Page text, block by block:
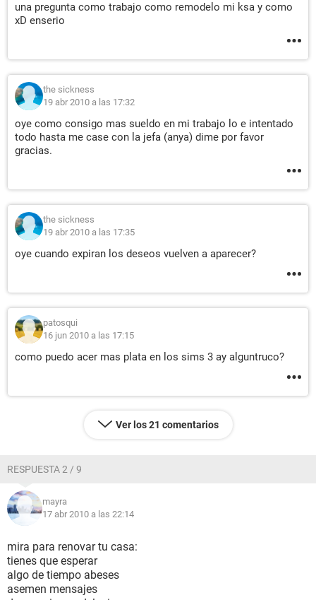
una pregunta como trabajo como remodelo mi ksa y como
xD enserio
the sickness
19 abr 2010 a las 17:32
oye como consigo mas sueldo en mi trabajo lo e intentado
todo hasta me case con la jefa (anya) dime por favor
gracias.
the sickness
19 abr 2010 a las 17:35
oye cuando expiran los deseos vuelven a aparecer?
patosqui
16 jun 2010 a las 17:15
como puedo acer mas plata en los sims 3 ay alguntruco?
Ver los 21 comentarios
RESPUESTA 2 / 9
mayra
17 abr 2010 a las 22:14
mira para renovar tu casa:
tienes que esperar
algo de tiempo abeses
asemen mensajes